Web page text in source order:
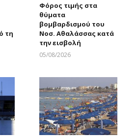
τη
Φόρος τιμής στα
θύματα
βομβαρδισμού του
Νοσ. Αθαλάσσας κατά
την εισβολή
05/08/2026